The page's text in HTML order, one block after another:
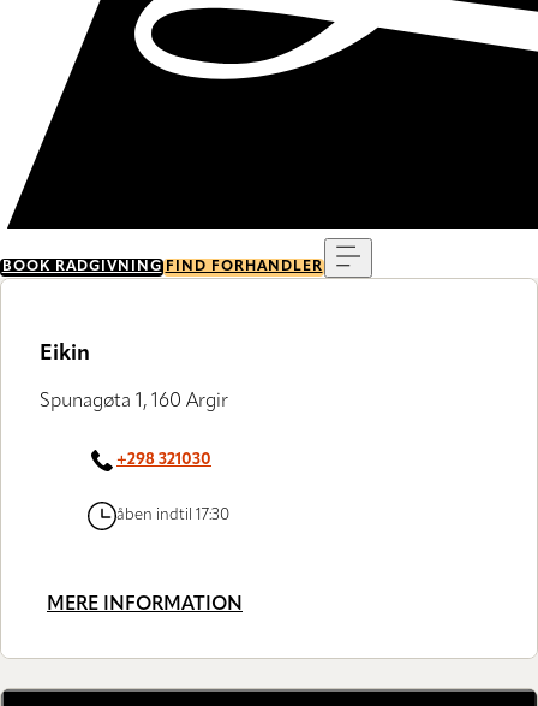
BOOK RÅDGIVNING FIND FORHANDLER
Eikin
Spunagøta 1, 160 Argir
+298 321030
åben indtil 17:30
MERE INFORMATION